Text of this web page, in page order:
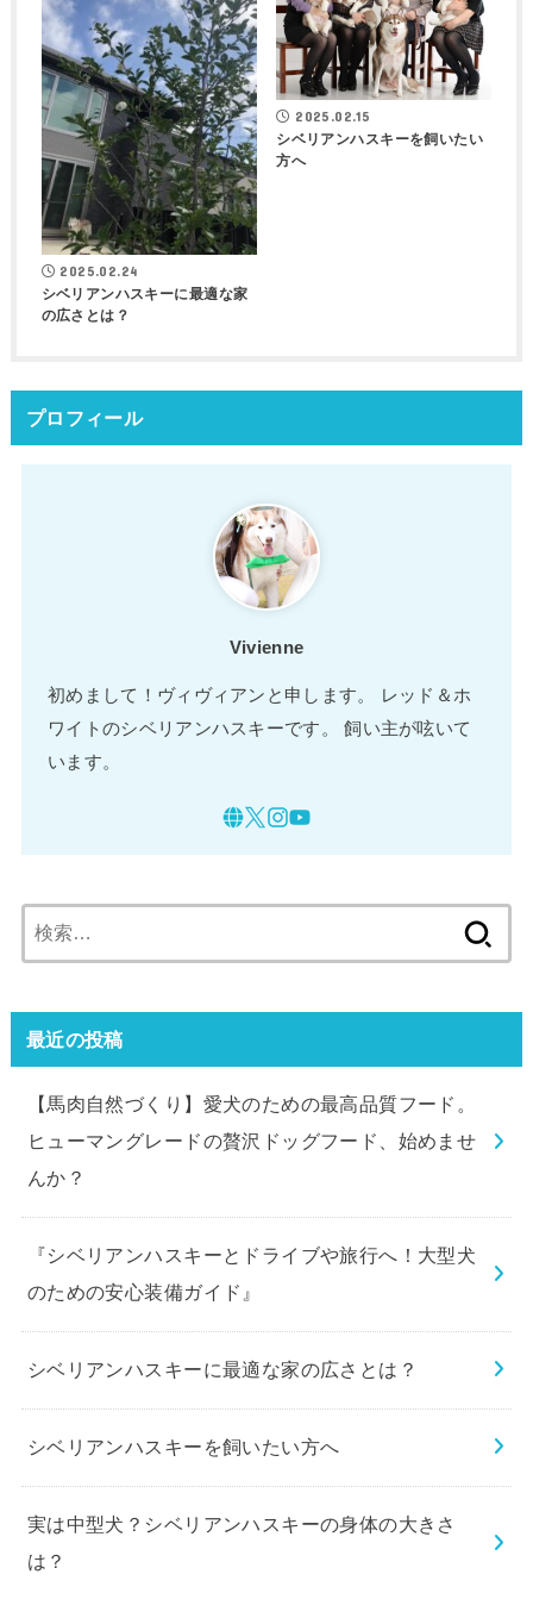
2025.02.24
シベリアンハスキーに最適な家
の広さとは？
2025.02.15
シベリアンハスキーを飼いたい
方へ
プロフィール
Vivienne
初めまして！ヴィヴィアンと申します。 レッド＆ホ
ワイトのシベリアンハスキーです。 飼い主が呟いて
います。
索:
最近の投稿
【馬肉自然づくり】愛犬のための最高品質フード。
ヒューマングレードの贅沢ドッグフード、始めませ
んか？
『シベリアンハスキーとドライブや旅行へ！大型犬
のための安心装備ガイド』
シベリアンハスキーに最適な家の広さとは？
シベリアンハスキーを飼いたい方へ
実は中型犬？シベリアンハスキーの身体の大きさ
は？